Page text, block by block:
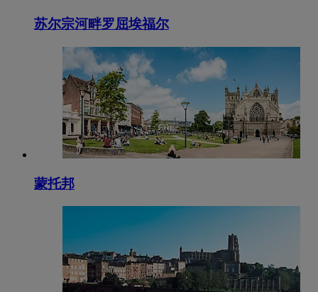
苏尔宗河畔罗屈埃福尔
蒙托邦